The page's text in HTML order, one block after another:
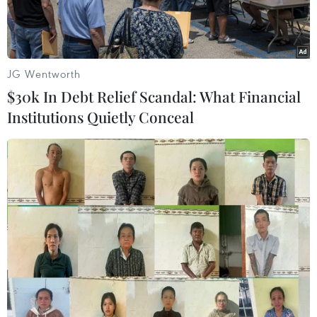
Real Madrid có chiến thắng đầu tại Champions League 2025-
26. (Nguồn: Getty Images)
Real Madrid dù phải gặp không ít khó khăn và
thi đấu thiếu song vẫn có được chiến thắng
ngược dòng 2-1 trước Marseille ở lượt trận ra
quân vòng phân hạng Champions League mùa
JG Wentworth
$30k In Debt Relief Scandal: What Financial
Institutions Quietly Conceal